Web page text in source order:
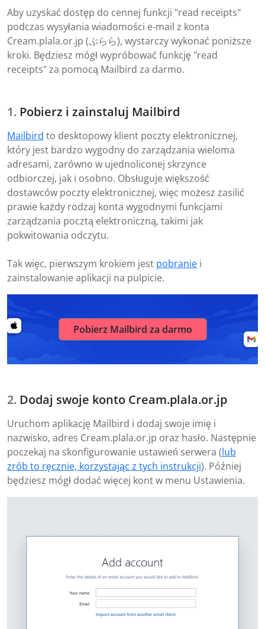
Aby uzyskać dostęp do cennej funkcji "read receipts"
podczas wysyłania wiadomości e-mail z konta
Cream.plala.or.jp (ぷらら), wystarczy wykonać poniższe
kroki. Będziesz mógł wypróbować funkcję "read
receipts" za pomocą Mailbird za darmo.
Pobierz i zainstaluj Mailbird
Mailbird to desktopowy klient poczty elektronicznej,
który jest bardzo wygodny do zarządzania wieloma
adresami, zarówno w ujednoliconej skrzynce
odbiorczej, jak i osobno. Obsługuje większość
dostawców poczty elektronicznej, więc możesz zasilić
prawie każdy rodzaj konta wygodnymi funkcjami
zarządzania pocztą elektroniczną, takimi jak
pokwitowania odczytu.
Tak więc, pierwszym krokiem jest pobranie i
zainstalowanie aplikacji na pulpicie.
Pobierz Mailbird za darmo
Dodaj swoje konto Cream.plala.or.jp
Uruchom aplikację Mailbird i dodaj swoje imię i
nazwisko, adres Cream.plala.or.jp oraz hasło. Następnie
poczekaj na skonfigurowanie ustawień serwera (lub
zrób to ręcznie, korzystając z tych instrukcji). Później
będziesz mógł dodać więcej kont w menu Ustawienia.